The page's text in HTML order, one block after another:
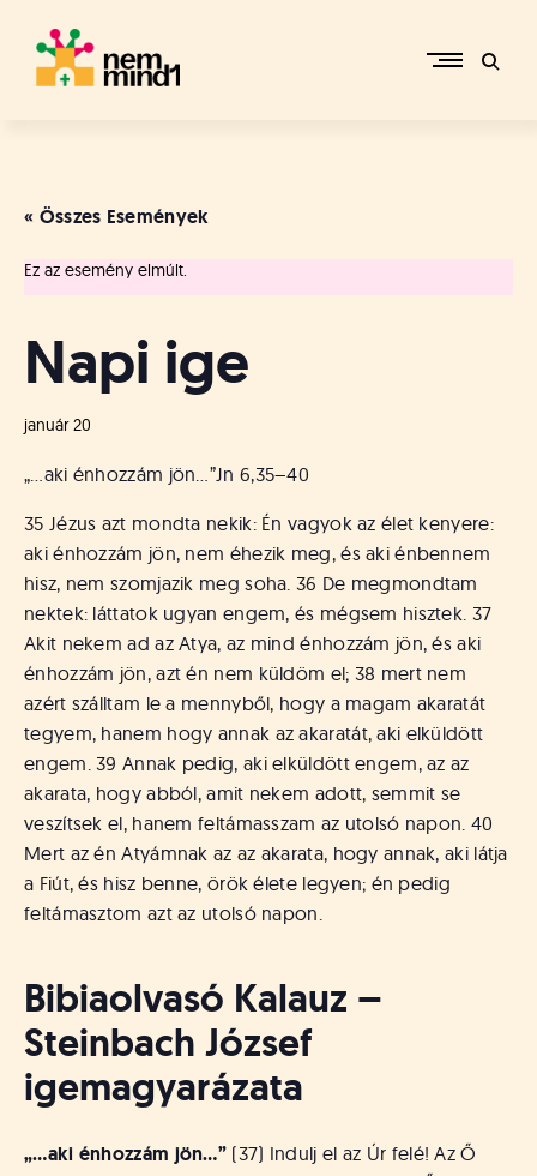
content
p
r
i
R
f
r
m
á
t
u
s
o
k
e
-
L
a
p
j
a
« Összes Események
Ez az esemény elmúlt.
Napi ige
január 20
„…aki énhozzám jön…”Jn 6,35–40
35 Jézus azt mondta nekik: Én vagyok az élet kenyere:
aki énhozzám jön, nem éhezik meg, és aki énbennem
hisz, nem szomjazik meg soha. 36 De megmondtam
nektek: láttatok ugyan engem, és mégsem hisztek. 37
Akit nekem ad az Atya, az mind énhozzám jön, és aki
énhozzám jön, azt én nem küldöm el; 38 mert nem
azért szálltam le a mennyből, hogy a magam akaratát
tegyem, hanem hogy annak az akaratát, aki elküldött
engem. 39 Annak pedig, aki elküldött engem, az az
akarata, hogy abból, amit nekem adott, semmit se
veszítsek el, hanem feltámasszam az utolsó napon. 40
Mert az én Atyámnak az az akarata, hogy annak, aki látja
a Fiút, és hisz benne, örök élete legyen; én pedig
feltámasztom azt az utolsó napon.
Bibiaolvasó Kalauz –
Steinbach József
igemagyarázata
„…aki énhozzám jön…” (37) Indulj el az Úr felé! Az Ő